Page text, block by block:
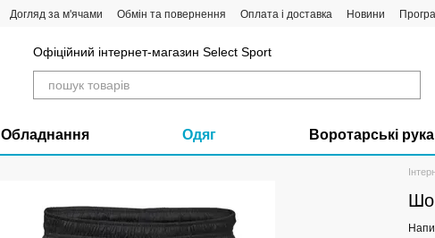
Догляд за м'ячами Обмін та повернення Оплата і доставка Новини
Офіційний інтернет-магазин Select Sport
Обладнання Одяг Воротарські